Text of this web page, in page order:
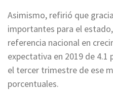
Asimismo, refirió que
importantes para el
referencia nacional en
expectativa en 2019 de 4.1
el tercer trimestre de ese
porcentuales.